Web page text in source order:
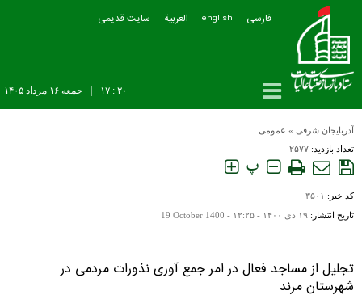
فارسی english العربیة سایت قدیمی
جمعه ۱۶ مرداد ۱۴۰۵ ۲۰ : ۱۷
آذربایجان شرقی » عمومی
تعداد بازدید: ۲۵۷۷
پ
کد خبر: ۳۵۰۱
تاریخ انتشار: ۱۹ دی ۱۴۰۰ - ۱۲:۲۵ - 19 October 1400
تجلیل از مساجد فعال در امر جمع آوری نذورات مردمی در
شهرستان مرند